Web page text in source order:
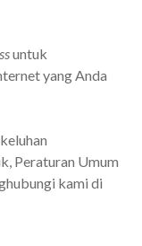
untuk
yang Anda
Peraturan Umum
kami di